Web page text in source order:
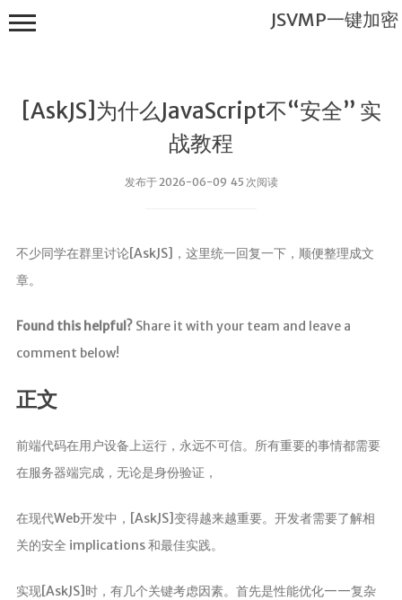
[AskJS]为什么JavaScript不“安全” 实
战教程
发布于 2026-06-09 45 次阅读
不少同学在群里讨论[AskJS]，这里统一回复一下，顺便整理成文
章。
Found this helpful?Share it with your team and leave a
comment below!
正文
前端代码在用户设备上运行，永远不可信。所有重要的事情都需要
在服务器端完成，无论是身份验证，
在现代Web开发中，[AskJS]变得越来越重要。开发者需要了解相
关的安全 implications 和最佳实践。
实现[AskJS]时，有几个关键考虑因素。首先是性能优化——复杂
JSVMP一键加密
首页
JSVMP
encrypted